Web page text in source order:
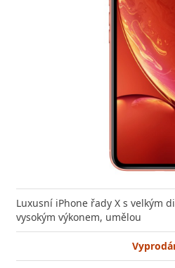
Luxusní iPhone řady X s velkým
vysokým výkonem, umělou